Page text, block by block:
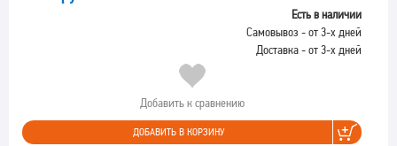
Есть в наличии
Самовывоз - от 3-х дней
Доставка - от 3-х дней
Добавить к сравнению
ДОБАВИТЬ В КОРЗИНУ